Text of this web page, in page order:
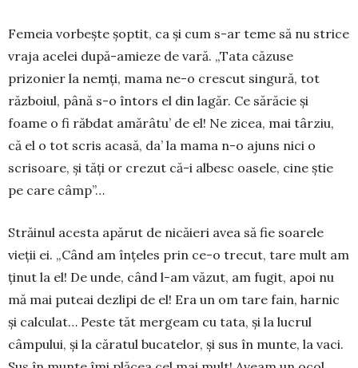
Femeia vorbește șoptit, ca și cum s-ar teme să nu strice
vraja acelei după-amieze de vară. „Tata căzuse
prizonier la nemți, mama ne-o crescut singură, tot
războiul, până s-o întors el din lagăr. Ce sărăcie și
foame o fi răbdat amărâtu’ de el! Ne zicea, mai târziu,
că el o tot scris acasă, da’ la mama n-o ajuns nici o
scrisoare, și tăți or crezut că-i albesc oasele, cine știe
pe care câmp”…
Străinul acesta apărut de nicăieri avea să fie soarele
vieții ei. „Când am înțeles prin ce-o trecut, tare mult am
ținut la el! De unde, când l-am văzut, am fugit, apoi nu
mă mai puteai dezlipi de el! Era un om tare fain, harnic
și calculat… Peste tăt mergeam cu tata, și la lucrul
câmpului, și la că­ratul bucatelor, și sus în munte, la vaci.